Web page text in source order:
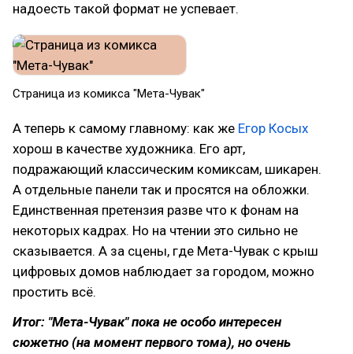
надоесть такой формат не успевает.
Страница из комикса "Мета-Чувак"
А теперь к самому главному: как же Егор Косых
хорош в качестве художника. Его арт,
подражающий классическим комиксам, шикарен.
А отдельные панели так и просятся на обложки.
Единственная претензия разве что к фонам на
некоторых кадрах. Но на чтении это сильно не
сказывается. А за сцены, где Мета-Чувак с крыш
цифровых домов наблюдает за городом, можно
простить всё.
Итог: "Мета-Чувак" пока не особо интересен
сюжетно (на момент первого тома), но очень